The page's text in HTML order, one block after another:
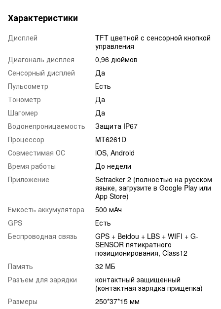
Характеристики
Дисплей
TFT цветной с сенсорной кнопкой
управления
Диагональ дисплея
0,96 дюймов
Сенсорный дисплей
Да
Пульсометр
Есть
Тонометр
Да
Шагомер
Да
Водонепроницаемость
Защита IP67
Процессор
MT6261D
Совместимая ОС
iOS, Android
Время работы
До недели
Приложение
Setracker 2 (полностью на русском
языке, загрузите в Google Play или
App Store)
Емкость аккумулятора
500 мАч
GPS
Есть
Беспроводная связь
GPS + Beidou + LBS + WIFI + G-
SENSOR пятикратного
позиционирования, Class12
Память
32 MБ
Разъем для зарядки
контактный защищенный
(контактная зарядка прищепка)
Размеры
250*37*15 мм